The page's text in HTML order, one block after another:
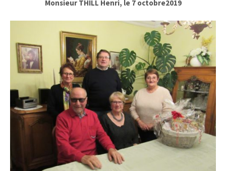
Monsieur THILL Henri, le 7 octobre2019